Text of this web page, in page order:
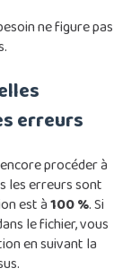
ne figure pas
.
erreurs
procéder à
les erreurs sont
est à100 %. Si
le fichier, vous
en suivant la